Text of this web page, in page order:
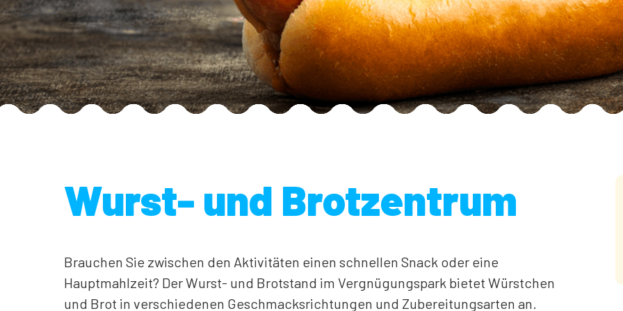
Wurst- und Brotzentrum
Brauchen Sie zwischen den Aktivitäten einen schnellen Snack oder eine
Hauptmahlzeit? Der Wurst- und Brotstand im Vergnügungspark bietet Würstchen
und Brot in verschiedenen Geschmacksrichtungen und Zubereitungsarten an.